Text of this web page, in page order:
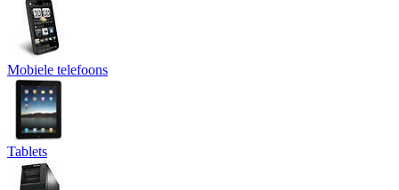
Mobiele telefoons
Tablets